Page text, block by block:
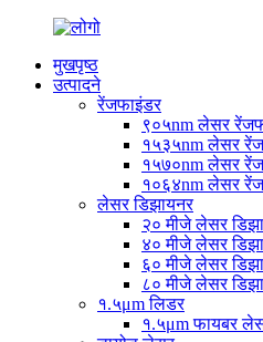
मुखपृष्ठ
उत्पादने
रेंजफाइंडर
९०५nm लेसर
१५३५nm लेसर
१५७०nm लेसर
१०६४nm लेसर
लेसर डिझायनर
२० मीजे लेसर
४० मीजे लेसर
६० मीजे लेसर
८० मीजे लेसर
१.५μm लिडर
१.५μm फायबर